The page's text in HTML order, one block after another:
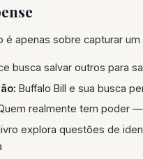
apenas sobre capturar um
busca salvar outros para
Buffalo Bill e sua busca
realmente tem poder
explora questões de